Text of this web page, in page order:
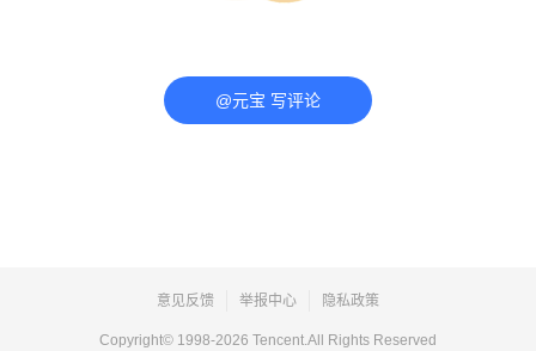
@元宝 写评论
意见反馈 举报中心 隐私政策
Copyright© 1998-2026 Tencent.All Rights Reserved